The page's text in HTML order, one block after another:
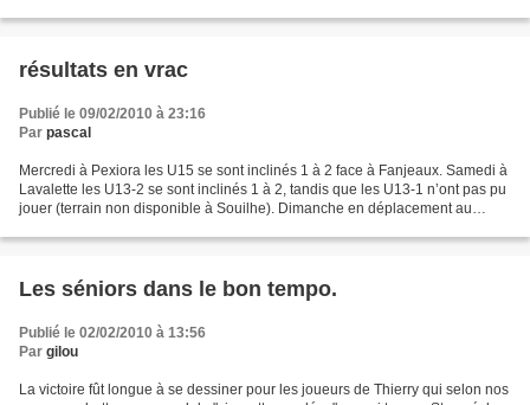
résultats en vrac
Publié le 09/02/2010 à 23:16
Par pascal
Mercredi à Pexiora les U15 se sont inclinés 1 à 2 face à Fanjeaux. Samedi à
Lavalette les U13-2 se sont inclinés 1 à 2, tandis que les U13-1 n’ont pas pu
jouer (terrain non disponible à Souilhe). Dimanche en déplacement au
Les séniors dans le bon tempo.
Publié le 02/02/2010 à 13:56
Par gilou
La victoire fût longue à se dessiner pour les joueurs de Thierry qui selon nos